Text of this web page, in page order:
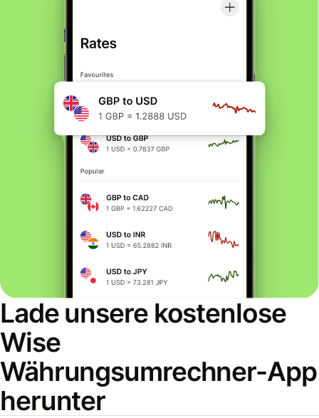
Lade unsere kostenlose
Wise
Währungsumrechner-App
herunter